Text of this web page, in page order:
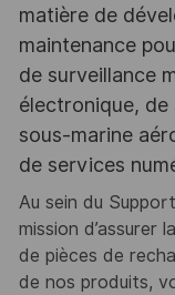
matière de
maintenance
de surveillance
électronique,
sous-marine
de services
Au sein du
mission d’assurer
de pièces de
de nos produits,